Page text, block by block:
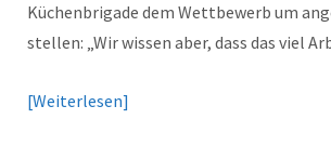
Küchenbrigade dem Wettbewerb um
stellen: „Wir wissen aber, dass das viel
Weiterlesen